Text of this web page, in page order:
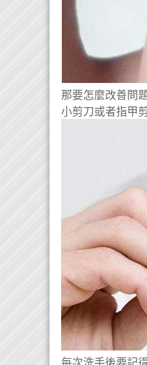
那要怎麼改善問
小剪刀或者指甲
每次洗手後要記